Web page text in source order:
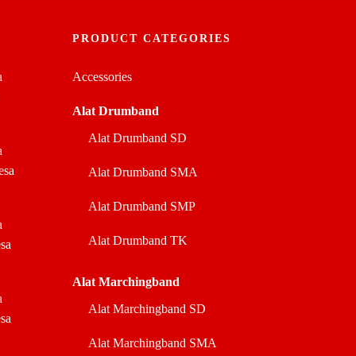
PRODUCT CATEGORIES
Accessories
Alat Drumband
Alat Drumband SD
Alat Drumband SMA
Alat Drumband SMP
Alat Drumband TK
Alat Marchingband
Alat Marchingband SD
Alat Marchingband SMA